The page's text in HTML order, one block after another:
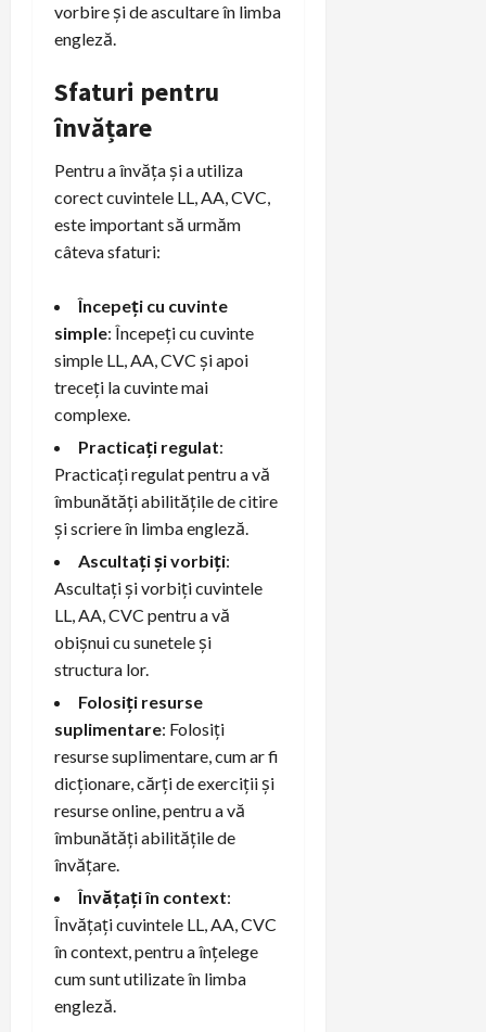
vorbire și de ascultare în limba
engleză.
Sfaturi pentru
învățare
Pentru a învăța și a utiliza
corect cuvintele LL, AA, CVC,
este important să urmăm
câteva sfaturi:
Începeți cu cuvinte
simple: Începeți cu cuvinte
simple LL, AA, CVC și apoi
treceți la cuvinte mai
complexe.
Practicați regulat:
Practicați regulat pentru a vă
îmbunătăți abilitățile de citire
și scriere în limba engleză.
Ascultați și vorbiți:
Ascultați și vorbiți cuvintele
LL, AA, CVC pentru a vă
obișnui cu sunetele și
structura lor.
Folosiți resurse
suplimentare: Folosiți
resurse suplimentare, cum ar fi
dicționare, cărți de exerciții și
resurse online, pentru a vă
îmbunătăți abilitățile de
învățare.
Învățați în context:
Învățați cuvintele LL, AA, CVC
în context, pentru a înțelege
cum sunt utilizate în limba
engleză.